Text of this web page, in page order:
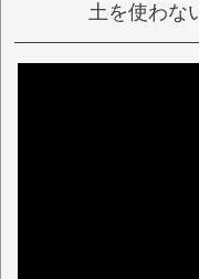
ブルーミング
も不定期更新で
したら幸いです
土を使わな